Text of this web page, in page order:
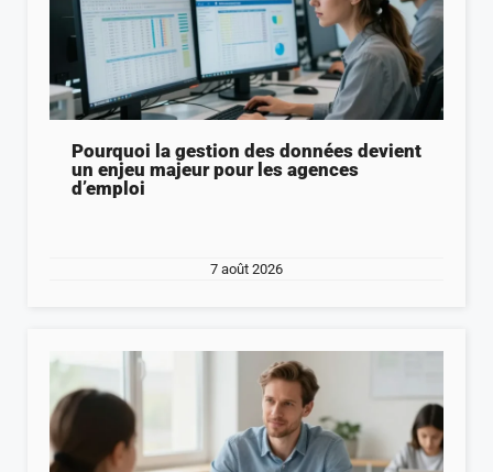
Pourquoi la gestion des données devient
un enjeu majeur pour les agences
d’emploi
7 août 2026